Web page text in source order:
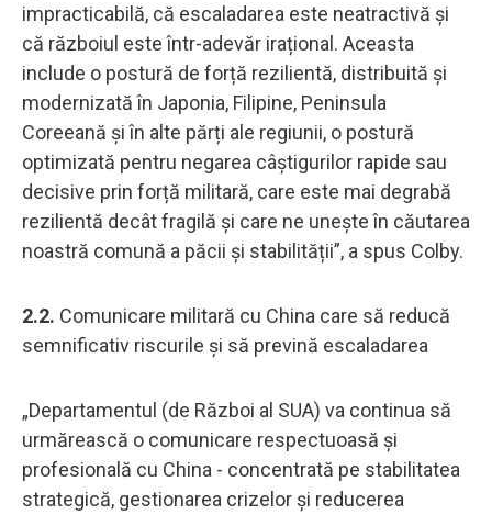
impracticabilă, că escaladarea este neatractivă și
că războiul este într-adevăr irațional. Aceasta
include o postură de forță rezilientă, distribuită și
modernizată în Japonia, Filipine, Peninsula
Coreeană și în alte părți ale regiunii, o postură
optimizată pentru negarea câștigurilor rapide sau
decisive prin forță militară, care este mai degrabă
rezilientă decât fragilă și care ne unește în căutarea
noastră comună a păcii și stabilității”, a spus Colby.
2.2. Comunicare militară cu China care să reducă
semnificativ riscurile și să prevină escaladarea
„Departamentul (de Război al SUA) va continua să
urmărească o comunicare respectuoasă și
profesională cu China - concentrată pe stabilitatea
strategică, gestionarea crizelor și reducerea